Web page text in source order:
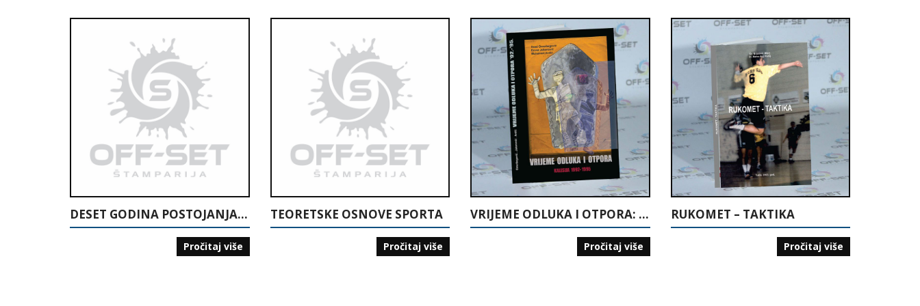
DESET GODINA POSTOJANJA MNK INVALIDNIH LICA “15. MAJ” TUZLA: POČECI MALOG NOGOMETA ZA INVALIDNA LICA U BIH: 1995-2005
Pročitaj više
TEORETSKE OSNOVE SPORTA
Pročitaj više
VRIJEME ODLUKA I OTPORA: KALESIJA 1992-1995.
Pročitaj više
RUKOMET – TAKTIKA
Pročitaj više